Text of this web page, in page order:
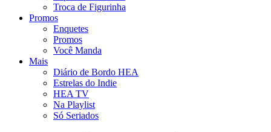
Troca de Figurinha
Promos
Enquetes
Promos
Você Manda
Mais
Diário de Bordo HEA
Estrelas do Indie
HEA TV
Na Playlist
Só Seriados